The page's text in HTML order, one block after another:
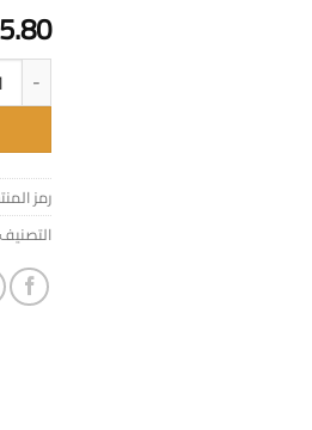
5.80
كمية
رمز